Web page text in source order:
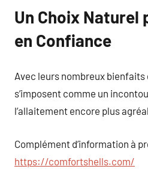
Un Choix
en Confiance
Avec leurs nombreux
s’imposent comme un
l’allaitement encore plus
Complément d’information à
https://comfortshells.com/